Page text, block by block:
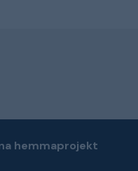
hemmaprojekt